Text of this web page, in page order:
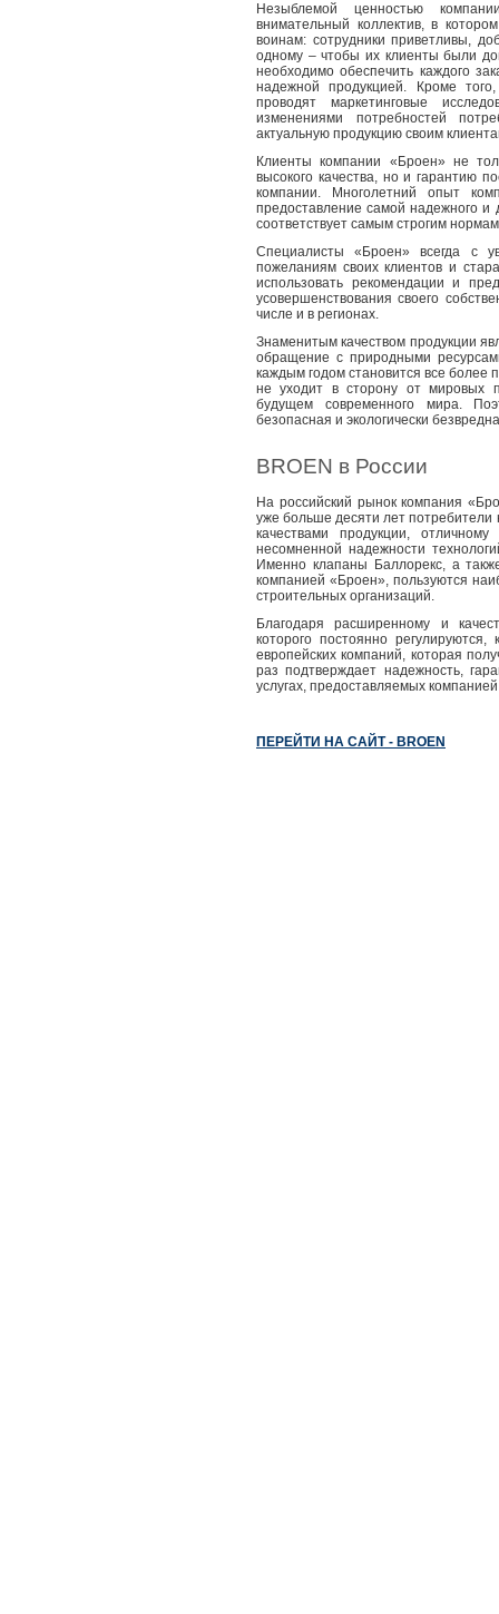
Незыблемой ценностью
внимательный коллектив, в
воинам: сотрудники приветливы,
одному – чтобы их клиенты были
необходимо обеспечить каждого
надежной продукцией. Кроме
проводят маркетинговые
изменениями потребностей
актуальную продукцию своим
Клиенты компании «Броен»не
высокого качества, но и гарантию
компании. Многолетний опыт
предоставление самой надежного и
соответствует самым строгим
Специалисты «Броен» всегда с
пожеланиям своих клиентов и
использовать рекомендации и
усовершенствования своего
числе и в регионах.
Знаменитым качеством продукции
обращение с природными
каждым годом становится все более
не уходит в сторону от мировых
будущем современного мира.
безопасная и экологически
BROEN в России
На российский рынок компания
уже больше десяти лет
качествами продукции,
несомненной надежности
Именно клапаны Баллорекс, а
компанией «Броен», пользуются
строительных организаций.
Благодаря расширенному и
которого постоянно
европейских компаний, которая
раз подтверждает надежность,
услугах, предоставляемых
ПЕРЕЙТИ НА САЙТ - BROEN